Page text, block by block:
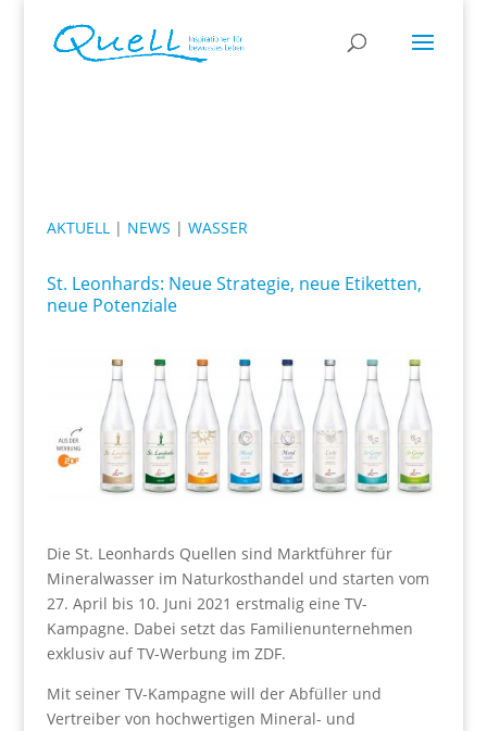
AKTUELL| NEWS | WASSER
St. Leonhards: Neue Strategie, neue Etiketten,
neue Potenziale
Die St. Leonhards Quellen sind Marktführer für
Mineralwasser im Naturkosthandel und starten vom
27. April bis 10. Juni 2021 erstmalig eine TV-
Kampagne. Dabei setzt das Familienunternehmen
exklusiv auf TV-Werbung im ZDF.
Mit seiner TV-Kampagne will der Abfüller und
Vertreiber von hochwertigen Mineral- und